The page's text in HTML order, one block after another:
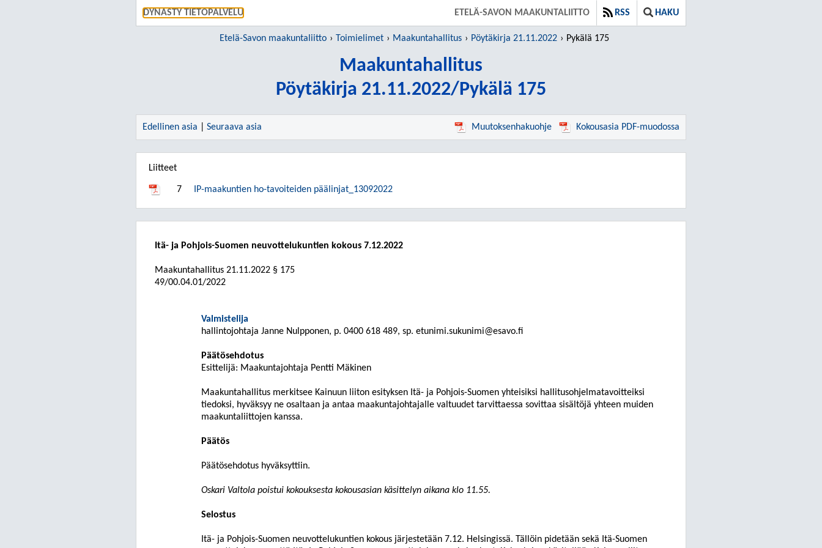
DYNASTY TIETOPALVELU SIIRRY SUORAAN PÄÄSISÄLTÖÖNETELÄ-SAVON MAAKUNTALIITTO RSS HAKU
Etelä-Savon maakuntaliitto Toimielimet Maakuntahallitus Pöytäkirja 21.11.2022 Pykälä 175
Maakuntahallitus
Pöytäkirja 21.11.2022/Pykälä 175
Edellinen asia Seuraava asia Muutoksenhakuohje Kokousasia PDF-muodossa
Liitteet
7 IP-maakuntien ho-tavoiteiden päälinjat_13092022
Itä- ja Pohjois-Suomen neuvottelukuntien kokous 7.12.2022
Maakuntahallitus 21.11.2022 § 175
49/00.04.01/2022
Valmistelija
hallintojohtaja Janne Nulpponen, p. 0400 618 489, sp. etunimi.sukunimi@esavo.fi
Päätösehdotus
Esittelijä: Maakuntajohtaja Pentti Mäkinen
Maakuntahallitus merkitsee Kainuun liiton esityksen Itä- ja Pohjois-Suomen yhteisiksi hallitusohjelmatavoitteiksi
tiedoksi, hyväksyy ne osaltaan ja antaa maakuntajohtajalle valtuudet tarvittaessa sovittaa sisältöjä yhteen muiden
maakuntaliittojen kanssa.
Päätös
Päätösehdotus hyväksyttiin.
Oskari Valtola poistui kokouksesta kokousasian käsittelyn aikana klo 11.55.
Selostus
Itä- ja Pohjois-Suomen neuvottelukuntien kokous järjestetään 7.12. Helsingissä. Tällöin pidetään sekä Itä-Suomen